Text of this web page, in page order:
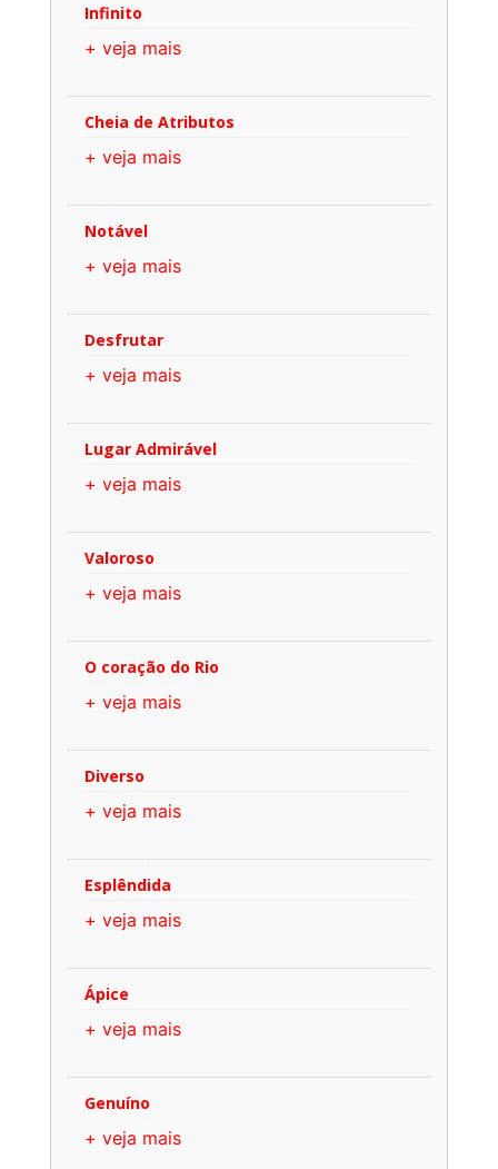
Infinito
+ veja mais
Cheia de Atributos
+ veja mais
Notável
+ veja mais
Desfrutar
+ veja mais
Lugar Admirável
+ veja mais
Valoroso
+ veja mais
O coração do Rio
+ veja mais
Diverso
+ veja mais
Esplêndida
+ veja mais
Ápice
+ veja mais
Genuíno
+ veja mais